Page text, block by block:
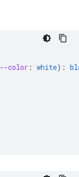
--color : white) :